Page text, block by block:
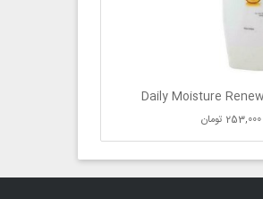
253,000 تومان